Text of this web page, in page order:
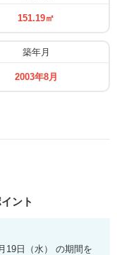
151.19㎡
築年月
2003年8月
ント
19日（水） の期間を